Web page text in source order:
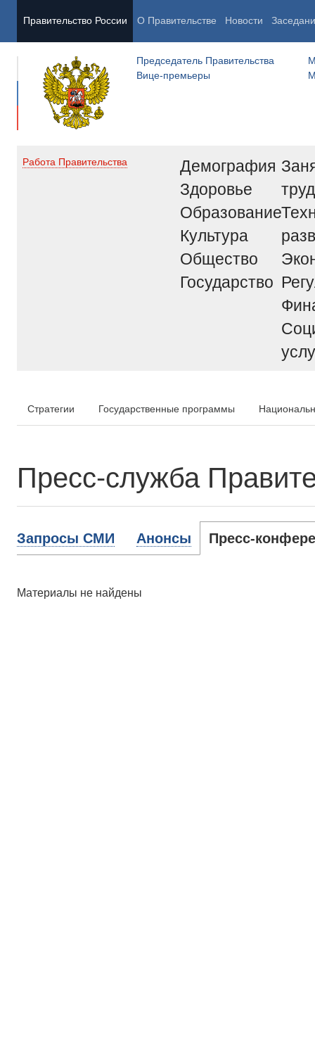
Правительство России О Правительстве Новости
Председатель Правительства
Вице-премьеры
Работа Правительства
Демография
Здоровье
Образование
Культура
Общество
Государство
труд
Стратегии Государственные программы
Пресс-служба
Запросы СМИ Анонсы Пресс-
Материалы не найдены